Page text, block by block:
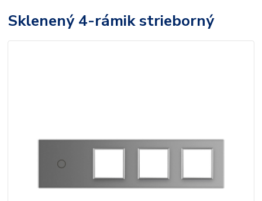
Sklenený 4-rámik strieborný